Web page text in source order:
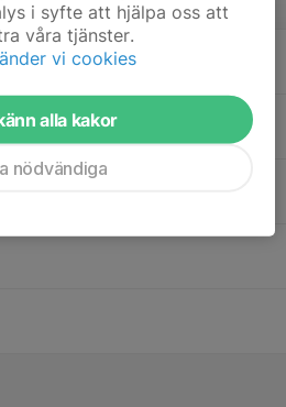
v.34
i syfte att hjälpa oss att
våra tjänster.
vi cookies
alla kakor
nödvändiga